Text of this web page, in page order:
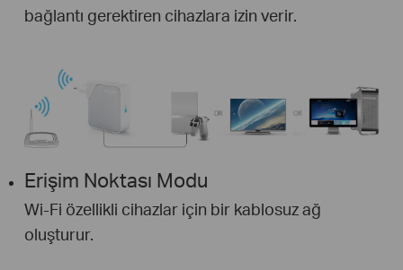
bağlantı gerektiren cihazlara izin verir.
Erişim Noktası Modu
Wi-Fi özellikli cihazlar için bir kablosuz ağ
oluşturur.